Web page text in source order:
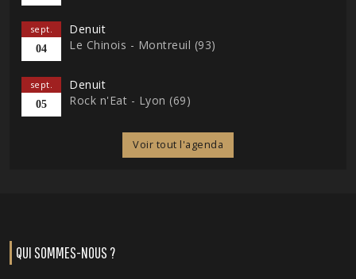
sept.
04
Denuit
Le Chinois - Montreuil (93)
sept.
05
Denuit
Rock n'Eat - Lyon (69)
Voir tout l'agenda
QUI SOMMES-NOUS ?